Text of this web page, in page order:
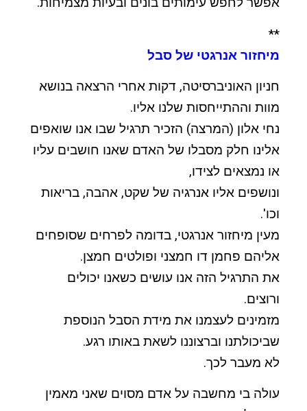
**
מיחזור אנרגטי של סבל
חניון האוניברסיטה, דקות אחרי הרצאה בנושא
מוות וההתייחסות שלנו אליו.
נחי אלון (המרצה) הזכיר תרגיל שבו אנו שואפים
אלינו חלק מסבלו של האדם שאנו חושבים עליו
או נמצאים לצידו,
ונושפים אליו אנרגיה של שקט, אהבה, בריאות
וכו'.
מעין מיחזור אנרגטי, בדומה לפרחים שסופחים
אליהם פחמן דו חמצני ופולטים חמצן.
את התרגיל הזה אנו עושים כשאנו יכולים
ורוצים.
מזמינים לעצמנו את מידת הסבל הנוספת
שביכולתנו וברצוננו לשאת באותו רגע.
לא מעבר לכך.
עולה בי מחשבה על אדם מסוים שאני מאמין